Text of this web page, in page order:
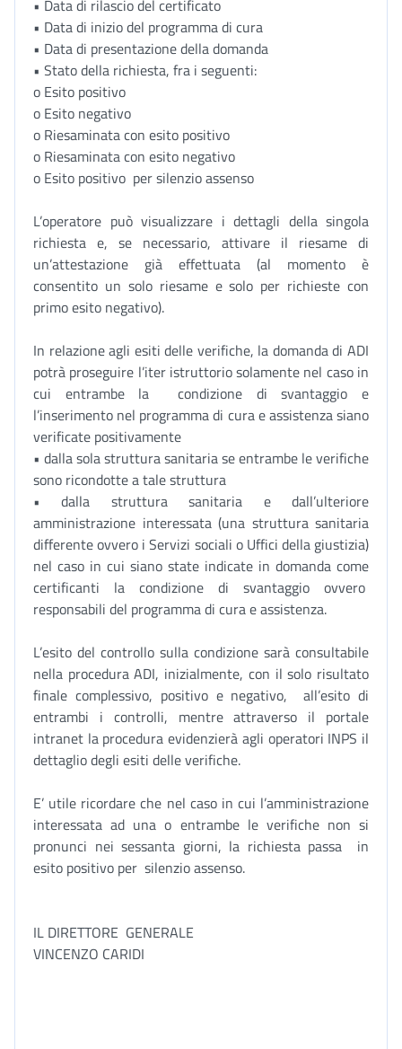
• Data di rilascio del certificato
• Data di inizio del programma di cura
• Data di presentazione della domanda
• Stato della richiesta, fra i seguenti:
o Esito positivo
o Esito negativo
o Riesaminata con esito positivo
o Riesaminata con esito negativo
o Esito positivo per silenzio assenso
L’operatore può visualizzare i dettagli della singola
richiesta e, se necessario, attivare il riesame di
un’attestazione già effettuata (al momento è
consentito un solo riesame e solo per richieste con
primo esito negativo).
In relazione agli esiti delle verifiche, la domanda di ADI
potrà proseguire l’iter istruttorio solamente nel caso in
cui entrambe la condizione di svantaggio e
l’inserimento nel programma di cura e assistenza siano
verificate positivamente
• dalla sola struttura sanitaria se entrambe le verifiche
sono ricondotte a tale struttura
• dalla struttura sanitaria e dall’ulteriore
amministrazione interessata (una struttura sanitaria
differente ovvero i Servizi sociali o Uffici della giustizia)
nel caso in cui siano state indicate in domanda come
certificanti la condizione di svantaggio ovvero
responsabili del programma di cura e assistenza.
L’esito del controllo sulla condizione sarà consultabile
nella procedura ADI, inizialmente, con il solo risultato
finale complessivo, positivo e negativo, all’esito di
entrambi i controlli, mentre attraverso il portale
intranet la procedura evidenzierà agli operatori INPS il
dettaglio degli esiti delle verifiche.
E’ utile ricordare che nel caso in cui l’amministrazione
interessata ad una o entrambe le verifiche non si
pronunci nei sessanta giorni, la richiesta passa in
esito positivo per silenzio assenso.
IL DIRETTORE GENERALE
VINCENZO CARIDI